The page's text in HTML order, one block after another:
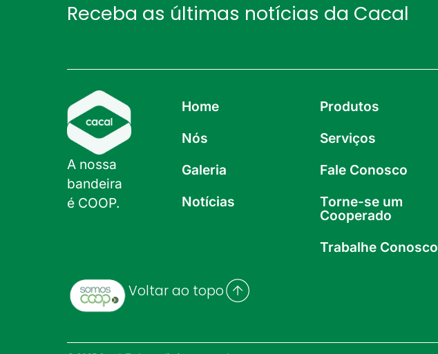
Receba as últimas notícias da Cacal
A nossa
bandeira
é COOP.
Home
Nós
Galeria
Notícias
Produtos
Serviços
Fale Conosco
Torne-se um
Cooperado
Trabalhe Conosco
Voltar ao topo